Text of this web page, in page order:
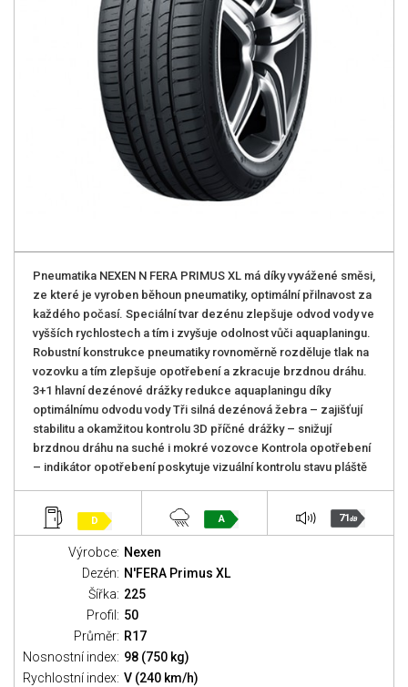
Pneumatika NEXEN N FERA PRIMUS XL má díky vyvážené směsi,
ze které je vyroben běhoun pneumatiky, optimální přilnavost za
každého počasí. Speciální tvar dezénu zlepšuje odvod vody ve
vyšších rychlostech a tím i zvyšuje odolnost vůči aquaplaningu.
Robustní konstrukce pneumatiky rovnoměrně rozděluje tlak na
vozovku a tím zlepšuje opotřebení a zkracuje brzdnou dráhu.
3+1 hlavní dezénové drážky redukce aquaplaningu díky
optimálnímu odvodu vody Tři silná dezénová žebra – zajišťují
stabilitu a okamžitou kontrolu 3D příčné drážky – snižují
brzdnou dráhu na suché i mokré vozovce Kontrola opotřebení
– indikátor opotřebení poskytuje vizuální kontrolu stavu pláště
D A 71dB
Výrobce: Nexen
Dezén: N'FERA Primus XL
Šířka: 225
Profil: 50
Průměr: R17
Nosnostní index: 98 (750 kg)
Rychlostní index: V (240 km/h)